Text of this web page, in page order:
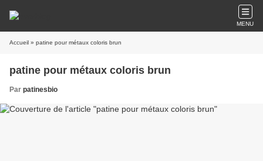
MENU
Accueil » patine pour métaux coloris brun
patine pour métaux coloris brun
Par patinesbio